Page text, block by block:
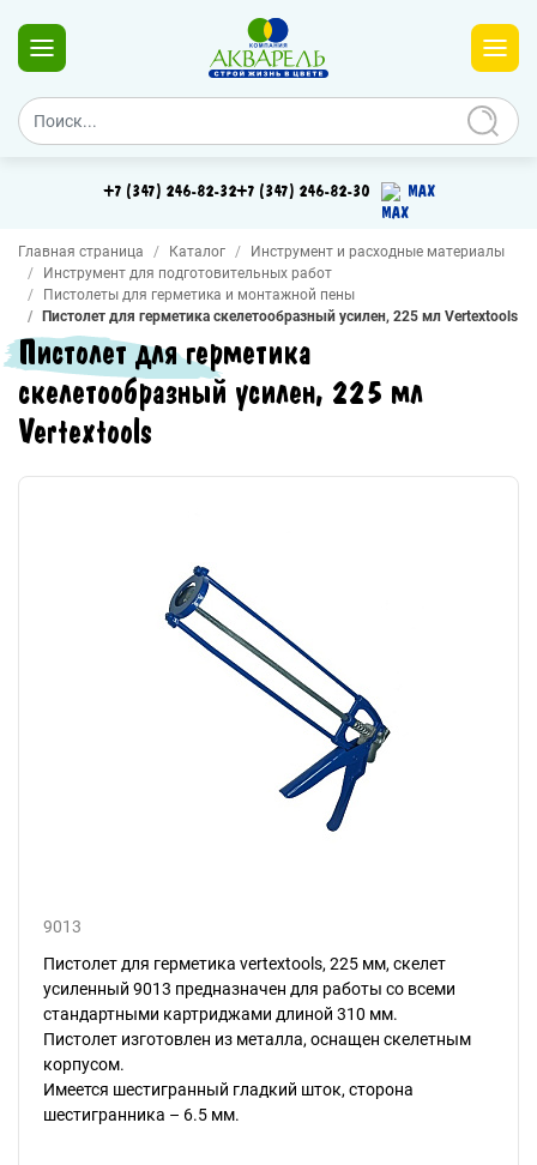
+7 (347) 246-82-32+7 (347) 246-82-30 MAX
Главная страница Каталог
Инструмент и расходные материалы
Инструмент для подготовительных работ
Пистолеты для герметика и монтажной пены
Пистолет для герметика скелетообразный усилен, 225 мл Vertextools
Пистолет для герметика
скелетообразный усилен, 225 мл
Vertextools
9013
Пистолет для герметика vertextools, 225 мм, скелет
усиленный 9013 предназначен для работы со всеми
стандартными картриджами длиной 310 мм.
Пистолет изготовлен из металла, оснащен скелетным
корпусом.
Имеется шестигранный гладкий шток, сторона
шестигранника – 6.5 мм.